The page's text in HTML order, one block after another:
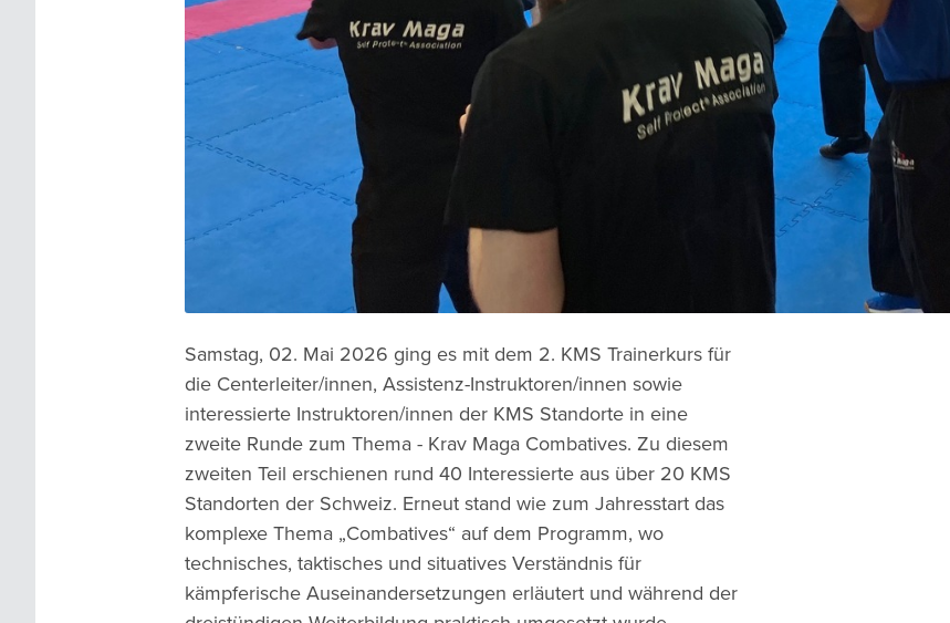
Samstag, 02. Mai 2026 ging es mit dem 2. KMS Trainerkurs für
die Centerleiter/innen, Assistenz-Instruktoren/innen sowie
interessierte Instruktoren/innen der KMS Standorte in eine
zweite Runde zum Thema - Krav Maga Combatives. Zu diesem
zweiten Teil erschienen rund 40 Interessierte aus über 20 KMS
Standorten der Schweiz. Erneut stand wie zum Jahresstart das
komplexe Thema „Combatives“ auf dem Programm, wo
technisches, taktisches und situatives Verständnis für
kämpferische Auseinandersetzungen erläutert und während der